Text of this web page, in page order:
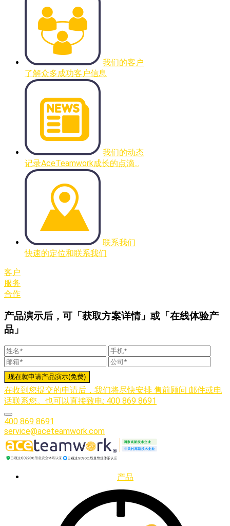
我们的客户
了解众多成功客户信息
我们的动态
记录AceTeamwork成长的点滴...
联系我们
快速的定位和联系我们
客户
服务
合作
产品演示后，可「获取方案详情」或「在线体验产
品」
在收到您提交的申请后，我们将尽快安排 售前顾问 邮件或电
话联系您。也可以直接致电: 400 869 8691
400 869 8691
service@aceteamwork.com
产品